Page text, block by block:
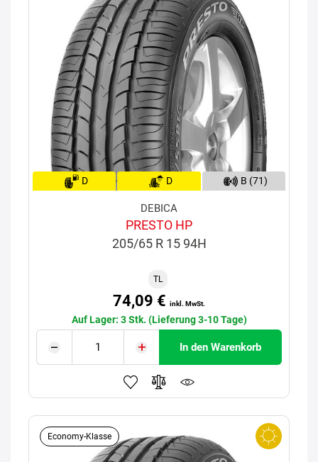
D D B (71)
DEBICA
PRESTO HP
205/65 R 15 94H
TL
74,09 € inkl. MwSt.
Auf Lager: 3 Stk. (Lieferung 3-10 Tage)
In den Warenkorb
Economy-Klasse